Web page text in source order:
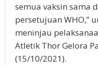
semua vaksin sama
persetujuan WHO,”
meninjau
Atletik Thor Gelora
(15/10/2021).